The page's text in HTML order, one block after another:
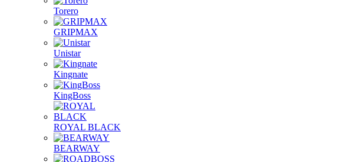
Torero
GRIPMAX
Unistar
Kingnate
KingBoss
ROYAL BLACK
BEARWAY